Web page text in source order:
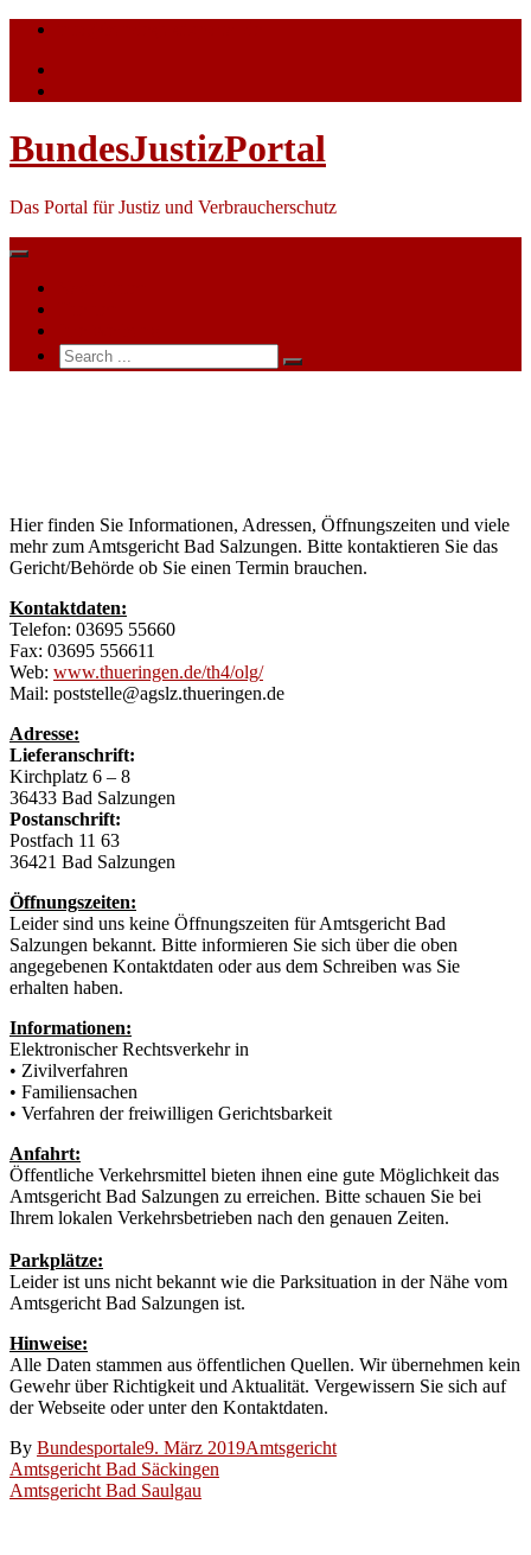
Skip
content
BundesJustizPortal
Das Portal für Justiz und Verbraucherschutz
Search
for:
Hier finden Sie Informationen, Adressen, Öffnungszeiten und viele
mehr zum Amtsgericht Bad Salzungen. Bitte kontaktieren Sie das
Gericht/Behörde ob Sie einen Termin brauchen.
Kontaktdaten:
Telefon: 03695 55660
Fax: 03695 556611
Web: www.thueringen.de/th4/olg/
Mail: poststelle@agslz.thueringen.de
Adresse:
Lieferanschrift:
Kirchplatz 6 – 8
36433 Bad Salzungen
Postanschrift:
Postfach 11 63
36421 Bad Salzungen
Öffnungszeiten:
Leider sind uns keine Öffnungszeiten für Amtsgericht Bad
Salzungen bekannt. Bitte informieren Sie sich über die oben
angegebenen Kontaktdaten oder aus dem Schreiben was Sie
erhalten haben.
Informationen:
Elektronischer Rechtsverkehr in
• Zivilverfahren
• Familiensachen
• Verfahren der freiwilligen Gerichtsbarkeit
Anfahrt:
Öffentliche Verkehrsmittel bieten ihnen eine gute Möglichkeit das
Amtsgericht Bad Salzungen zu erreichen. Bitte schauen Sie bei
Ihrem lokalen Verkehrsbetrieben nach den genauen Zeiten.
Parkplätze:
Leider ist uns nicht bekannt wie die Parksituation in der Nähe vom
Amtsgericht Bad Salzungen ist.
Hinweise:
Alle Daten stammen aus öffentlichen Quellen. Wir übernehmen kein
Gewehr über Richtigkeit und Aktualität. Vergewissern Sie sich auf
der Webseite oder unter den Kontaktdaten.
By Bundesportale9. März 2019Amtsgericht
Beitragsnavigation
Amtsgericht Bad Säckingen
Amtsgericht Bad Saulgau